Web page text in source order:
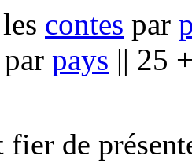
contes par
par pays || 25
fier de